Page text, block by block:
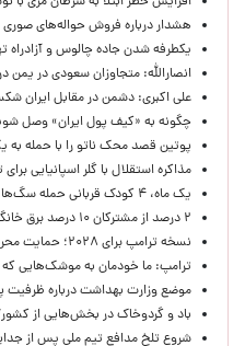
هشدار درباره فروش حواله‌های صوری
یکطرفه شدن جاده چالوس و آزادراه
انصارالله: متجاوزان سعودی در یمن
علی اکبری: دشمن در مقابل ایران
چگونه به «کیف پول ایران» وصل
پوتین قصد محک ناتو را با حمله
مذاکره استقلال با گلر اسپانیایی برای
یک ماه، ۴ کودک قربانی حمله سگ‌ها در سنندج / چرا حوادث تکرار می‌شود؟
۲ درصد از مشترکان ۱۰ درصد برق خانگی را مصرف می‌کنند!
نسخه ترامپ برای ۲۰۲۸؛ حمایت محرمانه از نامزدی جی‌دی ونس
ترامپ: ما خودمان به موشک‌هایی که
موضع وزارت بهداشت درباره ظرفیت
باد و گردوخاک در بخش‌هایی از
شروع تلخ مدافع تیم ملی پس از